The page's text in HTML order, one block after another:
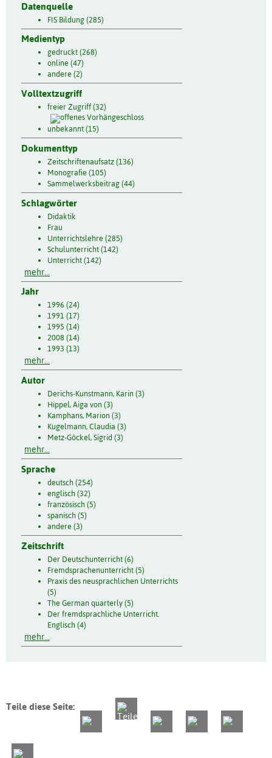
Datenquelle
FIS Bildung (285)
Medientyp
gedruckt (268)
online (47)
andere (2)
Volltextzugriff
freier Zugriff (32)
unbekannt (15)
Dokumenttyp
Zeitschriftenaufsatz (136)
Monografie (105)
Sammelwerksbeitrag (44)
Schlagwörter
Didaktik
Frau
Unterrichtslehre (285)
Schulunterricht (142)
Unterricht (142)
mehr...
Jahr
1996 (24)
1991 (17)
1995 (14)
2008 (14)
1993 (13)
mehr...
Autor
Derichs-Kunstmann, Karin (3)
Hippel, Aiga von (3)
Kamphans, Marion (3)
Kugelmann, Claudia (3)
Metz-Göckel, Sigrid (3)
mehr...
Sprache
deutsch (254)
englisch (32)
französisch (5)
spanisch (5)
andere (3)
Zeitschrift
Der Deutschunterricht (6)
Fremdsprachenunterricht (5)
Praxis des neusprachlichen Unterrichts
(5)
The German quarterly (5)
Der fremdsprachliche Unterricht.
Englisch (4)
mehr...
Teile diese Seite: